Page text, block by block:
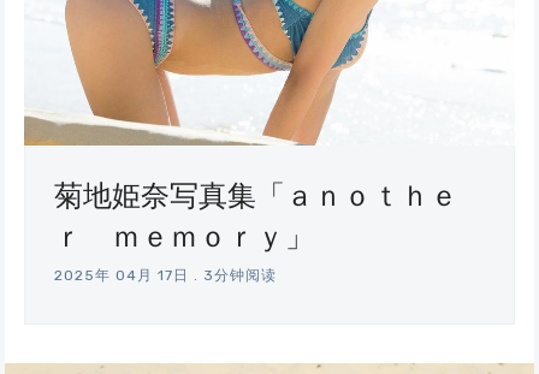
菊地姫奈写真集「ａｎｏｔｈｅ
ｒ ｍｅｍｏｒｙ」
2025年 04月 17日 3分钟阅读